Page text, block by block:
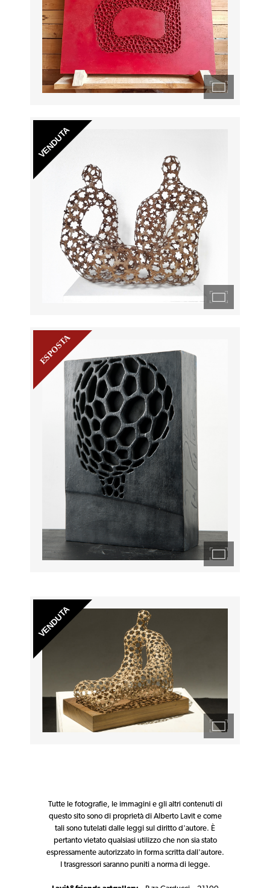
Tutte le fotografie, le immagini e gli altri contenuti di
questo sito sono di proprietà di Alberto Lavit e come
tali sono tutelati dalle leggi sul diritto d'autore. È
pertanto vietato qualsiasi utilizzo che non sia stato
espressamente autorizzato in forma scritta dall'autore.
I trasgressori saranno puniti a norma di legge.